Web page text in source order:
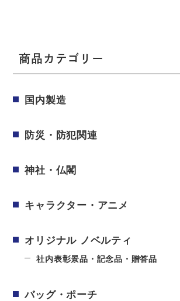
商品カテゴリー
国内製造
防災・防犯関連
神社・仏閣
キャラクター・アニメ
オリジナル ノベルティ
社内表彰景品・記念品・贈答品
バッグ・ポーチ